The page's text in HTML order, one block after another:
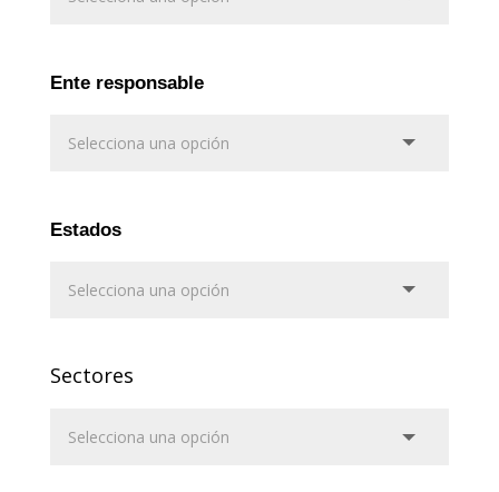
Ente responsable
Estados
Sectores